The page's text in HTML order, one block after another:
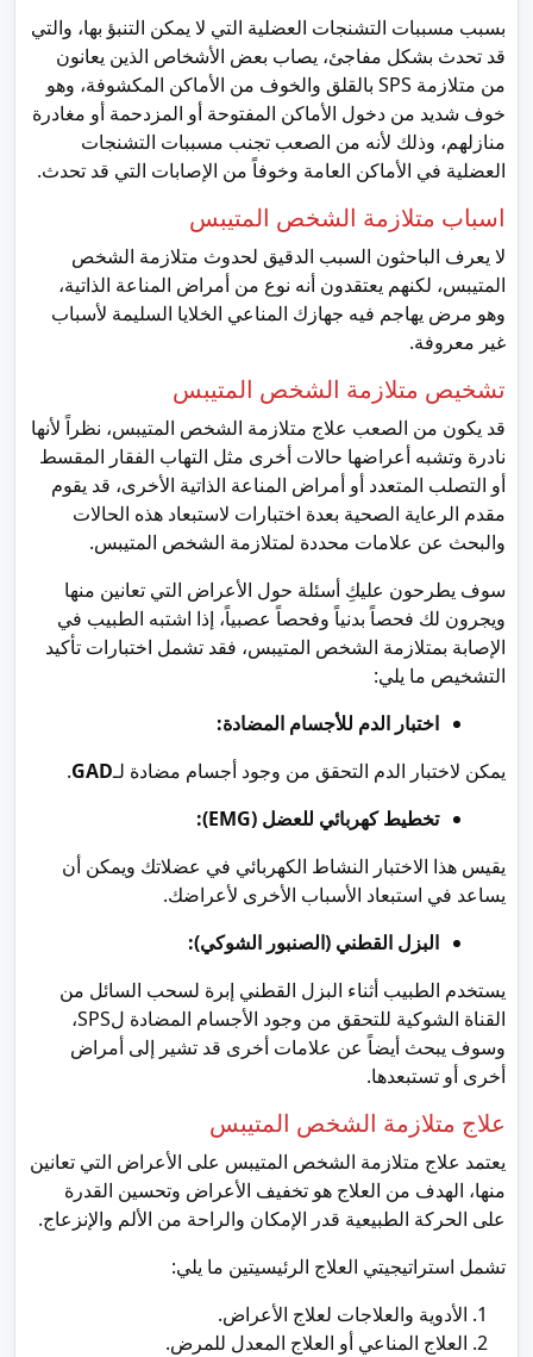
بسبب مسببات التشنجات العضلية التي لا يمكن التنبؤ بها، والتي
قد تحدث بشكل مفاجئ، يصاب بعض الأشخاص الذين يعانون
من متلازمة SPS بالقلق والخوف من الأماكن المكشوفة، وهو
خوف شديد من دخول الأماكن المفتوحة أو المزدحمة أو مغادرة
منازلهم، وذلك لأنه من الصعب تجنب مسببات التشنجات
العضلية في الأماكن العامة وخوفاً من الإصابات التي قد تحدث.
اسباب متلازمة الشخص المتيبس
لا يعرف الباحثون السبب الدقيق لحدوث متلازمة الشخص
المتيبس، لكنهم يعتقدون أنه نوع من أمراض المناعة الذاتية،
وهو مرض يهاجم فيه جهازك المناعي الخلايا السليمة لأسباب
غير معروفة.
تشخيص متلازمة الشخص المتيبس
قد يكون من الصعب علاج متلازمة الشخص المتيبس، نظراً لأنها
نادرة وتشبه أعراضها حالات أخرى مثل التهاب الفقار المقسط
أو التصلب المتعدد أو أمراض المناعة الذاتية الأخرى، قد يقوم
مقدم الرعاية الصحية بعدة اختبارات لاستبعاد هذه الحالات
والبحث عن علامات محددة لمتلازمة الشخص المتيبس.
سوف يطرحون عليكِ أسئلة حول الأعراض التي تعانين منها
ويجرون لك فحصاً بدنياً وفحصاً عصبياً، إذا اشتبه الطبيب في
الإصابة بمتلازمة الشخص المتيبس، فقد تشمل اختبارات تأكيد
التشخيص ما يلي:
اختبار الدم للأجسام المضادة:
يمكن لاختبار الدم التحقق من وجود أجسام مضادة لـGAD
.
تخطيط كهربائي للعضل (EMG):
يقيس هذا الاختبار النشاط الكهربائي في عضلاتك ويمكن أن
يساعد في استبعاد الأسباب الأخرى لأعراضك.
البزل القطني (الصنبور الشوكي):
يستخدم الطبيب أثناء البزل القطني إبرة لسحب السائل من
القناة الشوكية للتحقق من وجود الأجسام المضادة لSPS،
وسوف يبحث أيضاً عن علامات أخرى قد تشير إلى أمراض
أخرى أو تستبعدها.
علاج متلازمة الشخص المتيبس
يعتمد علاج متلازمة الشخص المتيبس على الأعراض التي تعانين
منها، الهدف من العلاج هو تخفيف الأعراض وتحسين القدرة
على الحركة الطبيعية قدر الإمكان والراحة من الألم والإنزعاج.
تشمل استراتيجيتي العلاج الرئيسيتين ما يلي:
الأدوية والعلاجات لعلاج الأعراض.
العلاج المناعي أو العلاج المعدل للمرض.